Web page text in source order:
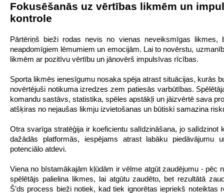
Fokusēšanās uz vērtības likmēm un
kontrole
Pārtēriņš bieži rodas nevis no vienas neveiksmīgas likmes,
neapdomīgiem lēmumiem un emocijām. Lai to novērstu,
likmēm ar pozitīvu vērtību un jānovērš impulsīvas rīcības.
Sporta likmēs ienesīgumu nosaka spēja atrast situācijas, kurās
novērtējuši notikuma izredzes zem patiesās varbūtības.
komandu sastāvs, statistika, spēles apstākļi un jāizvērtē sava
atšķiras no nejaušas likmju izvietošanas un būtiski samazina
Otra svarīga stratēģija ir koeficientu salīdzināšana, jo salīdzinot
dažādās platformās, iespējams atrast labāku piedāvājumu
potenciālo atdevi.
Viena no bīstamākajām kļūdām ir vēlme atgūt zaudējumu - pēc
spēlētājs palielina likmes, lai atgūtu zaudēto, bet rezultātā
Š’ds process bieži notiek, kad tiek ignorētas iepriekš noteiktas